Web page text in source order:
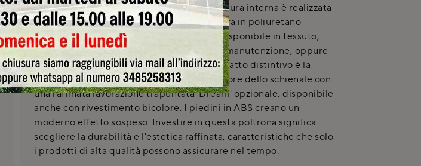
direzionali o eleganti sale d'attesa. La struttura interna è realizzata
in robusto legno multistrato, con imbottitura in poliuretano
espanso ad alta densità. Il rivestimento è disponibile in tessuto,
completamente sfoderabile per una facile manutenzione, oppure
in ecopelle, parzialmente sfoderabile. Un tratto distintivo è la
possibilità di personalizzare la parte superiore dello schienale con
una raffinata lavorazione trapuntata 'Dream' opzionale, disponibile
anche con rivestimento bicolore. I piedini in ABS creano un
moderno effetto sospeso. Investire in questa poltrona significa
scegliere la durabilità e l'estetica raffinata, caratteristiche che solo
i prodotti di alta qualità possono assicurare nel tempo.